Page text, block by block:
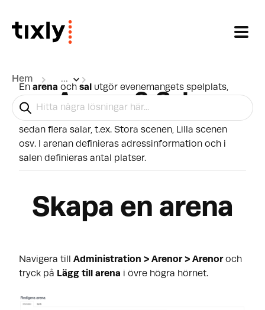
Hem ...
Arenor & Salar
En arena och sal
utgör evenemangets spelplats,
vanligtvis är arenan själva spelstället, t.ex.
Ankeborgs konserthus. I konserthuset finns det
sedan flera salar, t.ex. Stora scenen, Lilla scenen
osv. I arenan definieras adressinformation och i
salen definieras antal platser.
Skapa en arena
Navigera till Administration > Arenor > Arenoroch
tryck på Lägg till arena i övre högra hörnet.